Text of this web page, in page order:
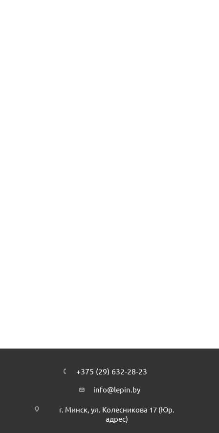
+375 (29) 632-28-23
info@lepin.by
г. Минск, ул. Колесникова 17 (Юр.
адрес)